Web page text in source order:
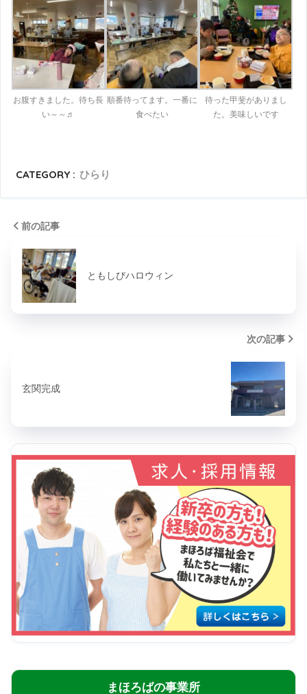
お腹すきました。待ち長
い～～♬
順番待ってます。一番に
食べたい
待った甲斐がありまし
た。美味しいです
CATEGORY : ひらり
前の記事
ともしびハロウィン
次の記事
玄関完成
まほろばの事業所